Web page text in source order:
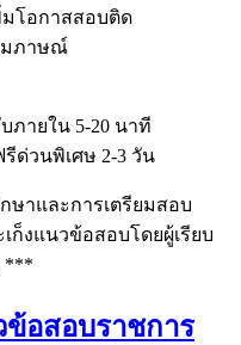
โอกาสสอบติด
มภาษณ์
ภายใน 5-20 นาที
ด่วนพิเศษ 2-3 วัน
ษาและการเตรียมสอบ
ก็งแนวข้อสอบโดยผู้เรียบ
***
ข้อสอบราชการ